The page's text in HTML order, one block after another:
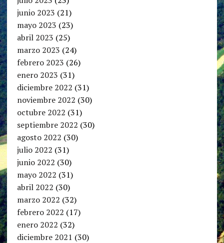
junio 2023 (21)
mayo 2023 (23)
abril 2023 (25)
marzo 2023 (24)
febrero 2023 (26)
enero 2023 (31)
diciembre 2022 (31)
noviembre 2022 (30)
octubre 2022 (31)
septiembre 2022 (30)
agosto 2022 (30)
julio 2022 (31)
junio 2022 (30)
mayo 2022 (31)
abril 2022 (30)
marzo 2022 (32)
febrero 2022 (17)
enero 2022 (32)
diciembre 2021 (30)